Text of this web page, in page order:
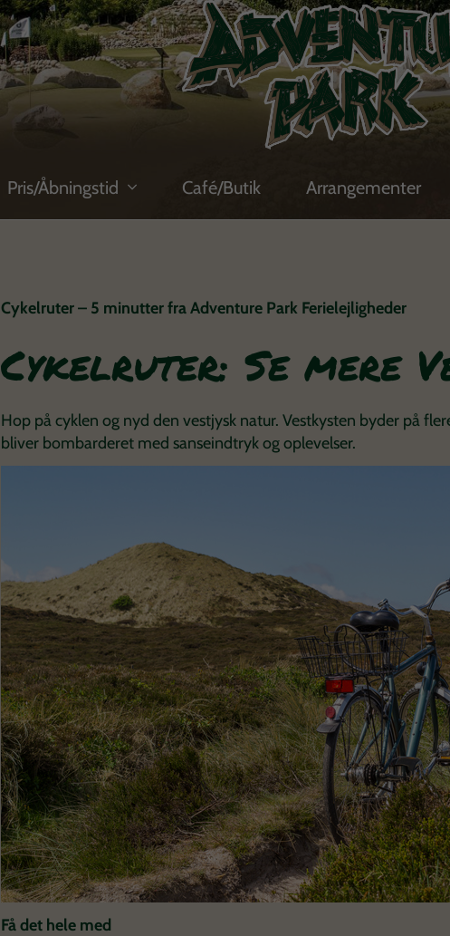
Pris/Åbningstid Café/Butik Arrangementer
Cykelruter – 5 minutter fra Adventure Park Ferielejligheder
Cykelruter: Se mere
Hop på cyklen og nyd den vestjysk natur. Vestkysten byder på
bliver bombarderet med sanseindtryk og oplevelser.
Få det hele med